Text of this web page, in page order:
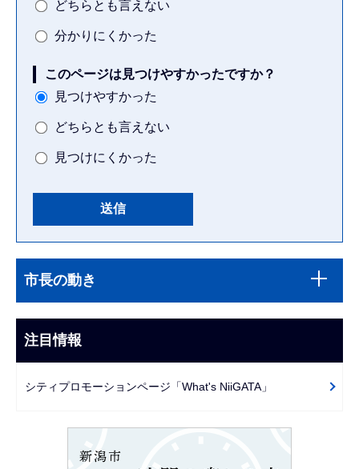
どちらとも言えない
分かりにくかった
このページは見つけやすかったですか？
見つけやすかった
どちらとも言えない
見つけにくかった
文
こ
ま
で
ビ
ー
市長の動き
注目情報
シティプロモーションページ「What's NiiGATA」